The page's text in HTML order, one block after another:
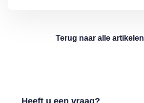
Terug naar alle artikelen
Heeft u een vraag?